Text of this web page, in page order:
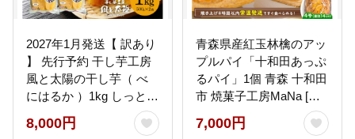
2027年1月発送【 訳あり
】 先行予約 干し芋工房
風と太陽の干し芋（ べ
にはるか ）1kg しっとり
甘い 干し芋 紅はるか 茨
城 干しいも ほしいも ほ
8,000円
青森県産紅玉林檎のアッ
プルパイ「十和田あっぷ
るパイ」1個 青森 十和田
市 焼菓子工房MaNa [常
温発送 冷凍保存可]
7,000円